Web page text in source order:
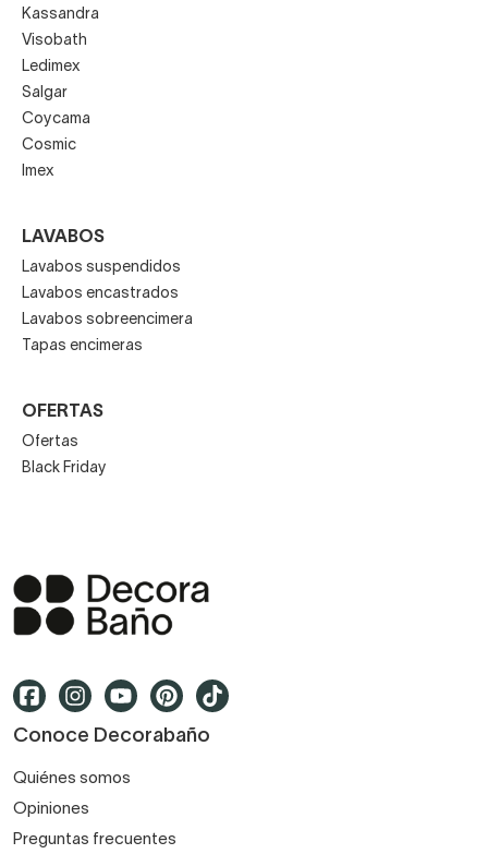
Kassandra
Visobath
Ledimex
Salgar
Coycama
Cosmic
Imex
LAVABOS
Lavabos suspendidos
Lavabos encastrados
Lavabos sobreencimera
Tapas encimeras
OFERTAS
Ofertas
Black Friday
Conoce Decorabaño
Quiénes somos
Opiniones
Preguntas frecuentes